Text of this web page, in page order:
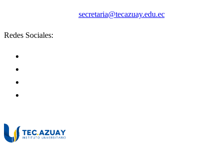
secretaria@tecazuay.edu.ec
Redes Sociales: